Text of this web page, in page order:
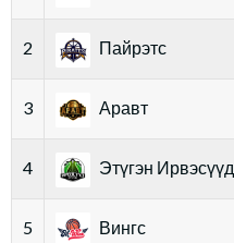
2 Пайрэтс
3 Аравт
4 Этүгэн Ирвэсүүд
5 Вингс